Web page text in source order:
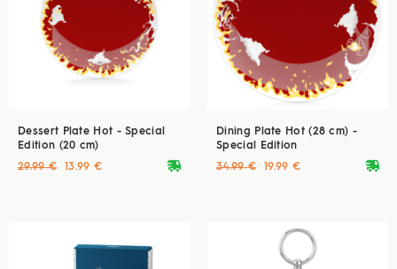
Dessert Plate Hot - Special
Edition (20 cm)
deliveryvan
29.99 € 13.99 €
Dining Plate Hot (28 cm) -
Special Edition
deliveryvan
34.99 € 19.99 €